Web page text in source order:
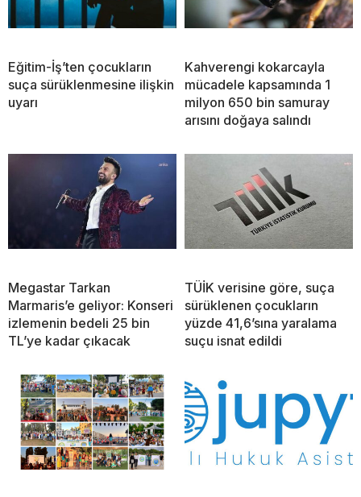
Eğitim-İş’ten çocukların
suça sürüklenmesine ilişkin
uyarı
Kahverengi kokarcayla
mücadele kapsamında 1
milyon 650 bin samuray
arısını doğaya salındı
Megastar Tarkan
Marmaris’e geliyor: Konseri
izlemenin bedeli 25 bin
TL’ye kadar çıkacak
TÜİK verisine göre, suça
sürüklenen çocukların
yüzde 41,6’sına yaralama
suçu isnat edildi